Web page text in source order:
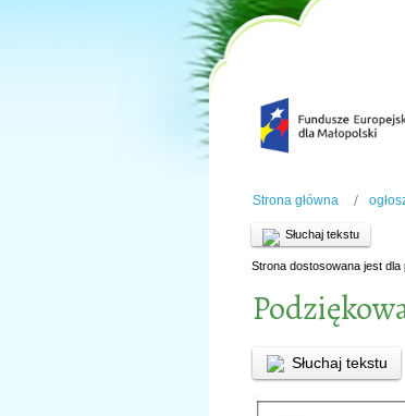
Strona główna
Słuchaj tekstu
Strona dostosowana jest
Słuchaj tekstu